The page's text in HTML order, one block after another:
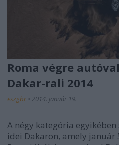
Roma végre
Dakar-rali 2014
eszgbr • 2014. január 19.
A négy kategória
idei Dakaron, amely